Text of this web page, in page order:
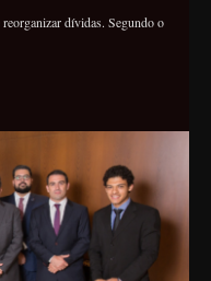
dívidas. Segundo o